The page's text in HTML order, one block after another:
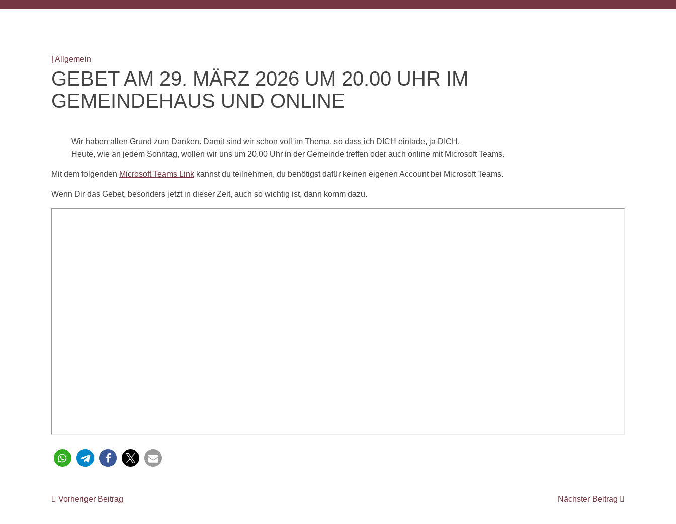
| Allgemein
GEBET AM 29. MÄRZ 2026 UM 20.00 UHR IM
GEMEINDEHAUS UND ONLINE
Wir haben allen Grund zum Danken. Damit sind wir schon voll im Thema, so dass ich DICH einlade, ja DICH.
Heute, wie an jedem Sonntag, wollen wir uns um 20.00 Uhr in der Gemeinde treffen oder auch online mit Microsoft Teams.
Mit dem folgenden Microsoft Teams Link kannst du teilnehmen, du benötigst dafür keinen eigenen Account bei Microsoft Teams.
Wenn Dir das Gebet, besonders jetzt in dieser Zeit, auch so wichtig ist, dann komm dazu.
Vorheriger Beitrag Nächster Beitrag